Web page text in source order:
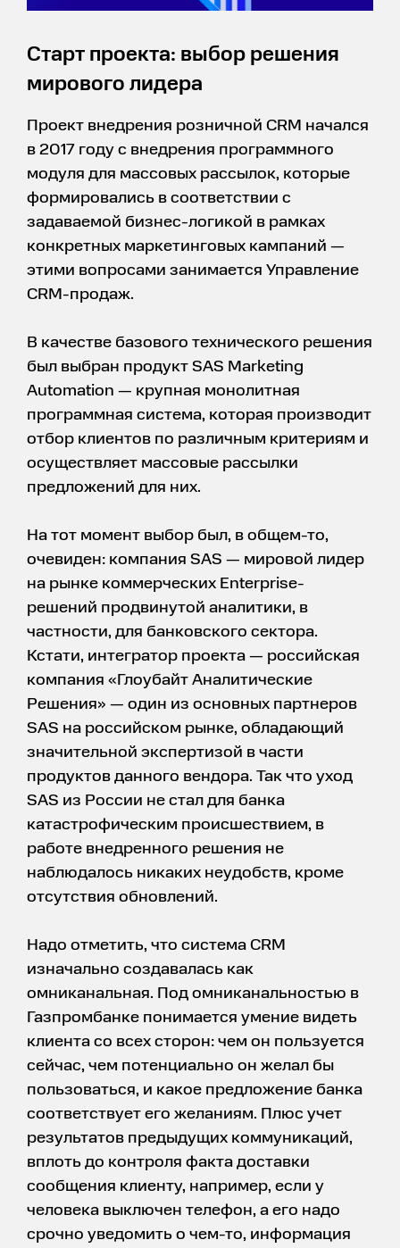
Старт проекта: выбор решения
мирового лидера
Проект внедрения розничной CRM начался
в 2017 году с внедрения программного
модуля для массовых рассылок, которые
формировались в соответствии с
задаваемой бизнес-логикой в рамках
конкретных маркетинговых кампаний —
этими вопросами занимается Управление
CRM-продаж.
В качестве базового технического решения
был выбран продукт SAS Marketing
Automation — крупная монолитная
программная система, которая производит
отбор клиентов по различным критериям и
осуществляет массовые рассылки
предложений для них.
На тот момент выбор был, в общем-то,
очевиден: компания SAS — мировой лидер
на рынке коммерческих Enterprise-
решений продвинутой аналитики, в
частности, для банковского сектора.
Кстати, интегратор проекта — российская
компания «Глоубайт Аналитические
Решения» — один из основных партнеров
SAS на российском рынке, обладающий
значительной экспертизой в части
продуктов данного вендора. Так что уход
SAS из России не стал для банка
катастрофическим происшествием, в
работе внедренного решения не
наблюдалось никаких неудобств, кроме
отсутствия обновлений.
Надо отметить, что система CRM
изначально создавалась как
омниканальная. Под омниканальностью в
Газпромбанке понимается умение видеть
клиента со всех сторон: чем он пользуется
сейчас, чем потенциально он желал бы
пользоваться, и какое предложение банка
соответствует его желаниям. Плюс учет
результатов предыдущих коммуникаций,
вплоть до контроля факта доставки
сообщения клиенту, например, если у
человека выключен телефон, а его надо
срочно уведомить о чем-то, информация